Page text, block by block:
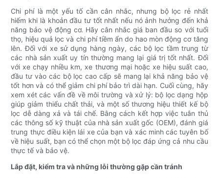
Chi phí là một yếu tố cần cân nhắc, nhưng bộ lọc rẻ nhất
hiếm khi là khoản đầu tư tốt nhất nếu nó ảnh hưởng đến khả
năng bảo vệ động cơ. Hãy cân nhắc giá ban đầu so với tuổi
thọ, hiệu quả lọc và chi phí tiềm ẩn do hao mòn động cơ tăng
lên. Đối với xe sử dụng hàng ngày, các bộ lọc tầm trung từ
các nhà sản xuất uy tín thường mang lại giá trị tốt nhất. Đối
với xe chạy nhiều km, xe thương mại hoặc xe hiệu suất cao,
đầu tư vào các bộ lọc cao cấp sẽ mang lại khả năng bảo vệ
tốt hơn và có thể giảm chi phí bảo trì dài hạn. Cuối cùng, hãy
xem xét các vấn đề về môi trường và xử lý: bộ lọc dạng hộp
giúp giảm thiểu chất thải, và một số thương hiệu thiết kế bộ
lọc dễ dàng xả và tái chế. Bằng cách kết hợp việc tuân thủ
các thông số kỹ thuật của nhà sản xuất gốc (OEM), đánh giá
trung thực điều kiện lái xe của bạn và xác minh các tuyên bố
về hiệu suất, bạn có thể chọn một bộ lọc đáp ứng cả nhu cầu
thực tế và bảo vệ.
Lắp đặt, kiểm tra và những lỗi thường gặp cần tránh